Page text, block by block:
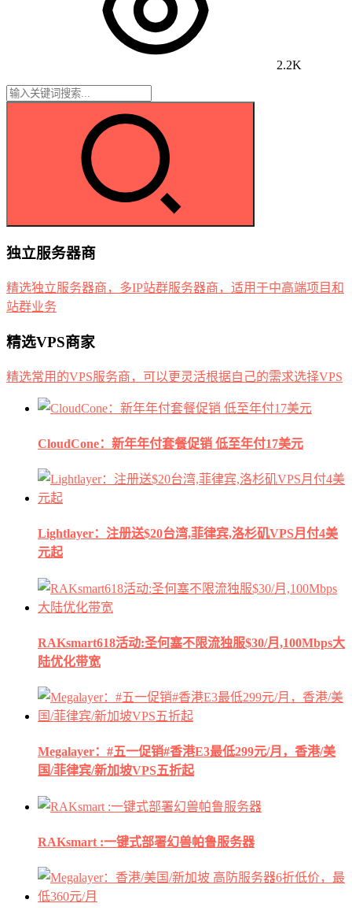
2.2K
独立服务器商
精选独立服务器商，多IP站群服务器商，适用于中高端项目和
站群业务
精选VPS商家
精选常用的VPS服务商，可以更灵活根据自己的需求选择VPS
CloudCone：新年年付套餐促销 低至年付17美元
Lightlayer：注册送$20台湾,菲律宾,洛杉矶VPS月付4美
元起
RAKsmart618活动:圣何塞不限流独服$30/月,100Mbps大
陆优化带宽
Megalayer：#五一促销#香港E3最低299元/月，香港/美
国/菲律宾/新加坡VPS五折起
RAKsmart :一键式部署幻兽帕鲁服务器